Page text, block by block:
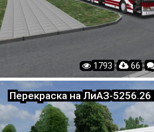
1793 · 66 ·
Перекраска на ЛиАЗ-